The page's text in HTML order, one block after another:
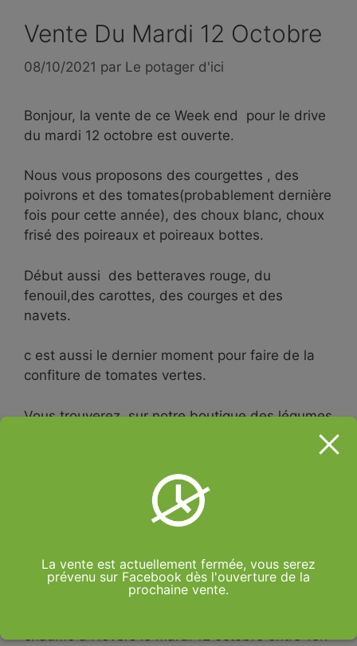
Vente Du Mardi 12 Octobre
08/10/2021 par Le potager d'ici
Bonjour, la vente de ce Week end pour le drive
du mardi 12 octobre est ouverte.
Nous vous proposons des courgettes , des
poivrons et des tomates(probablement dernière
fois pour cette année), des choux blanc, choux
frisé des poireaux et poireaux bottes.
Début aussi des betteraves rouge, du
fenouil,des carottes, des courges et des
navets.
c est aussi le dernier moment pour faire de la
confiture de tomates vertes.
Vous trouverez sur notre boutique des légumes
Comme d’habitude notre vente sur l’exploitation
sera ouverte mardi de 15h à 18h pour compléter
vos produits)
Vos commandes seront à récupérer sous forme
La vente est actuellement fermée, vous serez
prévenu sur Facebook dès l'ouverture de la
prochaine vente.